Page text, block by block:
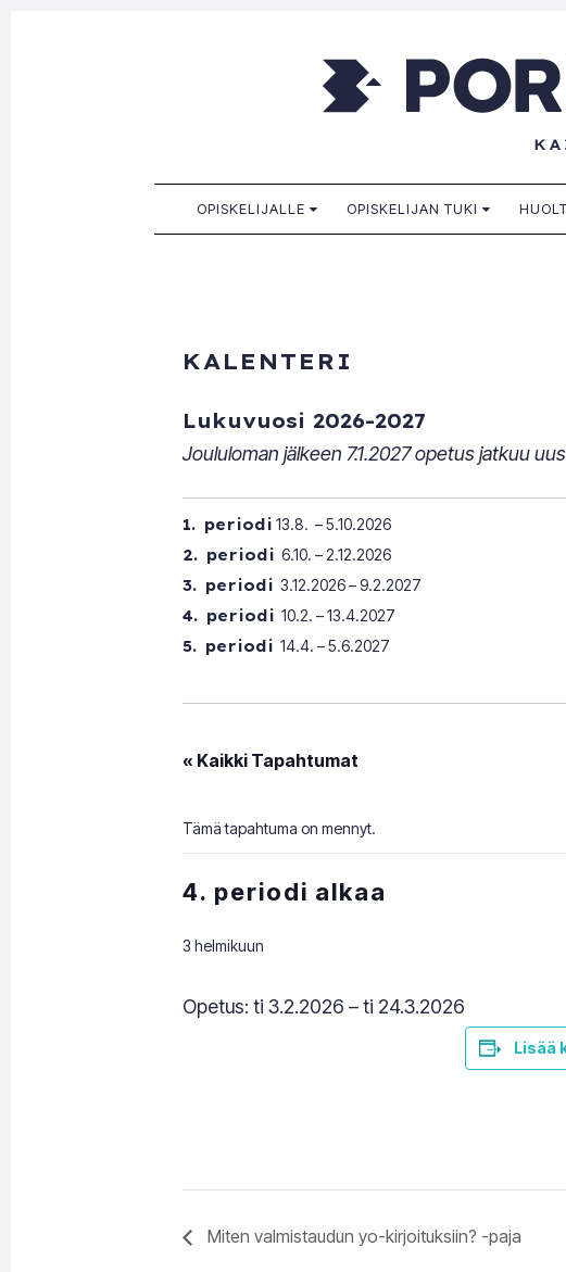
Kaikille sopiva, sinulle paras!
OPISKELIJALLE
OPISKELIJAN TUKI
KALENTERI
Lukuvuosi 2026-2027
Joululoman jälkeen 7.1.2027 opetus jatkuu
1. periodi 13.8. – 5.10.2026
2. periodi 6.10. – 2.12.2026
3. periodi 3.12.2026 – 9.2.2027
4. periodi 10.2. – 13.4.2027
5. periodi 14.4. – 5.6.2027
« Kaikki Tapahtumat
Tämä tapahtuma on mennyt.
4. periodi alkaa
3 helmikuun
Opetus: ti 3.2.2026 – ti 24.3.2026
Lisää
Miten valmistaudun yo-kirjoituksiin? -paja